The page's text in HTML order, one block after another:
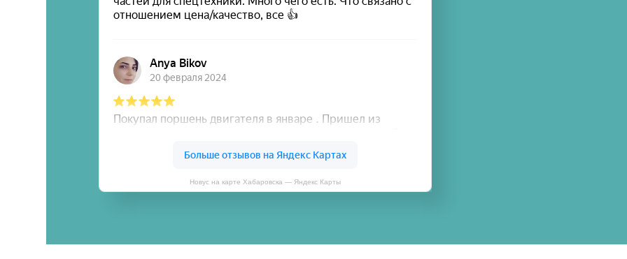
Новус на карте Хабаровска — Яндекс Карты